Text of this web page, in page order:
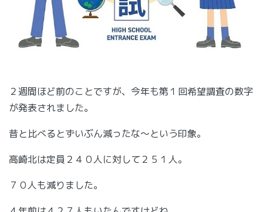
２週間ほど前のことですが、今年も第１回希望調査の数字
が発表されました。
昔と比べるとずいぶん減ったな～という印象。
高崎北は定員２４０人に対して２５１人。
７０人も減りました。